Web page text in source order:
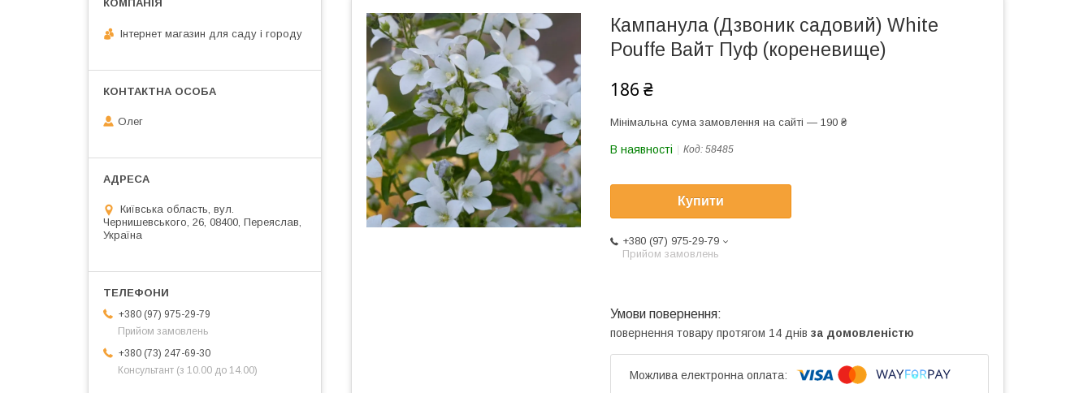
Кампанула (Дзвоник садовий) White
Pouffe Вайт Пуф (кореневище)
186 ₴
Мінімальна сума замовлення на сайті — 190 ₴
В наявності Код: 58485
Купити
+380 (97) 975-29-79
Прийом замовлень
повернення товару протягом 14 днів за домовленістю
Інтернет магазин для саду і городу
Олег
Київська область, вул.
Чернишевського, 26, 08400, Переяслав,
Україна
+380 (97) 975-29-79
Прийом замовлень
+380 (73) 247-69-30
Консультант (з 10.00 до 14.00)